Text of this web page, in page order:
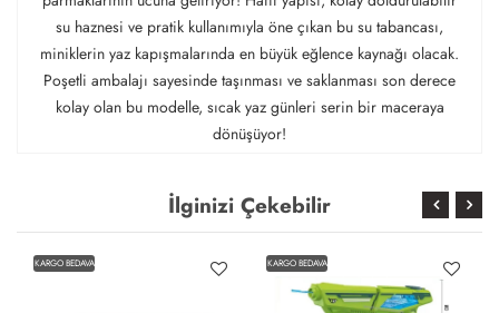
su haznesi ve pratik kullanımıyla öne çıkan bu su tabancası,
miniklerin yaz kapışmalarında en büyük eğlence kaynağı olacak.
Poşetli ambalajı sayesinde taşınması ve saklanması son derece
kolay olan bu modelle, sıcak yaz günleri serin bir maceraya
dönüşüyor!
İlginizi Çekebilir
KARGO BEDAVA KARGO BEDAVA